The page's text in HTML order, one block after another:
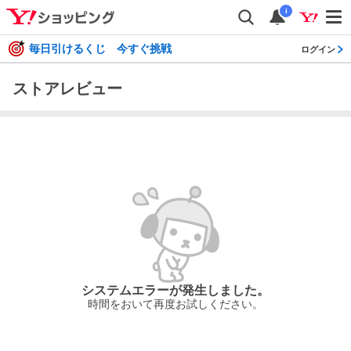
i
毎日引けるくじ 今すぐ挑戦 ログイン
ストアレビュー
システムエラーが発生しました。
時間をおいて再度お試しください。